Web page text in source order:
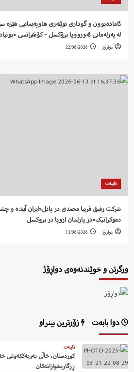
ئامادەبوون و گوتاری نوێنەری هاوپەیمانیی هێزە
لە پەرلەمانی ئەورووپا برۆکسل – کۆنفرانسی
دواڕۆژ 22/06/2026
تایبەت
شرکت رفيق فریبا محمدی در پانل«ایران آیندە و
دموکراتیک»در پارلمان اروپا در بروکسل
دواڕۆژ 13/06/2026
ورگرتن و خوێندنەوەی دواڕۆژ
دوا بابەت زۆرترین بینراو
تایبەت
کوردستان، خاڵی بەریەککەوتنی
ڕزگاریخوازانەکان